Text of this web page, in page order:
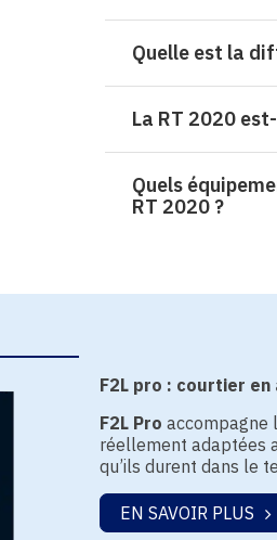
Quelle est la
La RT 2020
Quels
RT 2020 ?
F2L pro : courtier
F2L Pro accompagne
réellement adaptées
qu’ils durent dans le
EN SAVOIR PLUS